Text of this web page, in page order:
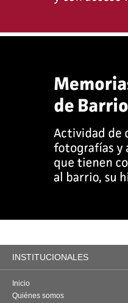
INSTITUCIONALES
Inicio
Quiénes somos